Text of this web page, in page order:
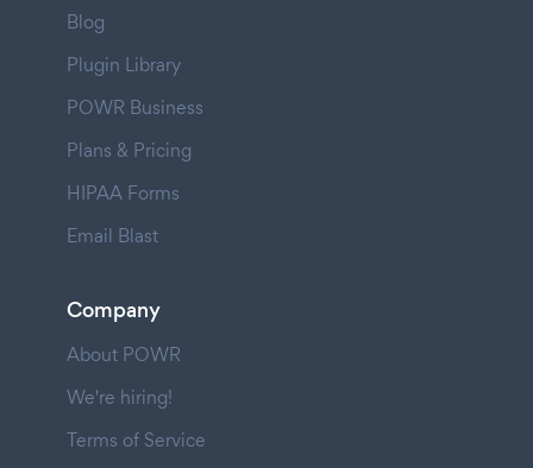
Blog
Plugin Library
POWR Business
Plans & Pricing
HIPAA Forms
Email Blast
Company
About POWR
We're hiring!
Terms of Service